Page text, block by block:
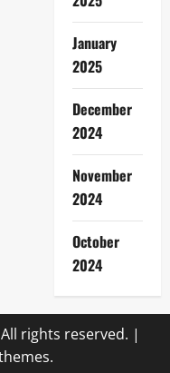
January
2025
December
2024
November
2024
October
2024
rights reserved. |